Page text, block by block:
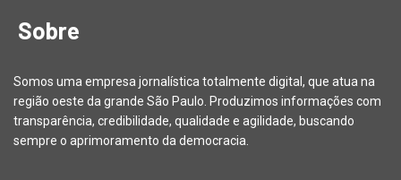
Sobre
Somos uma empresa jornalística totalmente digital, que atua na
região oeste da grande São Paulo. Produzimos informações com
transparência, credibilidade, qualidade e agilidade, buscando
sempre o aprimoramento da democracia.